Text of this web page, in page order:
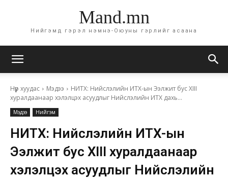
Mand.mn
Нийгэмд гэрэл нэмнэ-Оюуны гэрлийг асаана
Нүүр хуудас Мэдээ
НИТХ: Нийслэлийн ИТХ-ын Ээлжит бус XIII
хуралдаанаар хэлэлцэх асуудлыг Нийслэлийн ИТХ дахь...
Мэдээ Нийгэм
НИТХ: Нийслэлийн ИТХ-ын
Ээлжит бус XIII хуралдаанаар
хэлэлцэх асуудлыг Нийслэлийн